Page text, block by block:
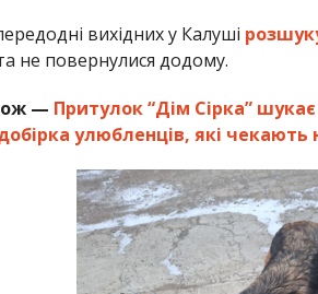
вихідних у Калуші
не повернулися додому.
— Притулок “Дім Сірка” шукає
улюбленців, які чекають